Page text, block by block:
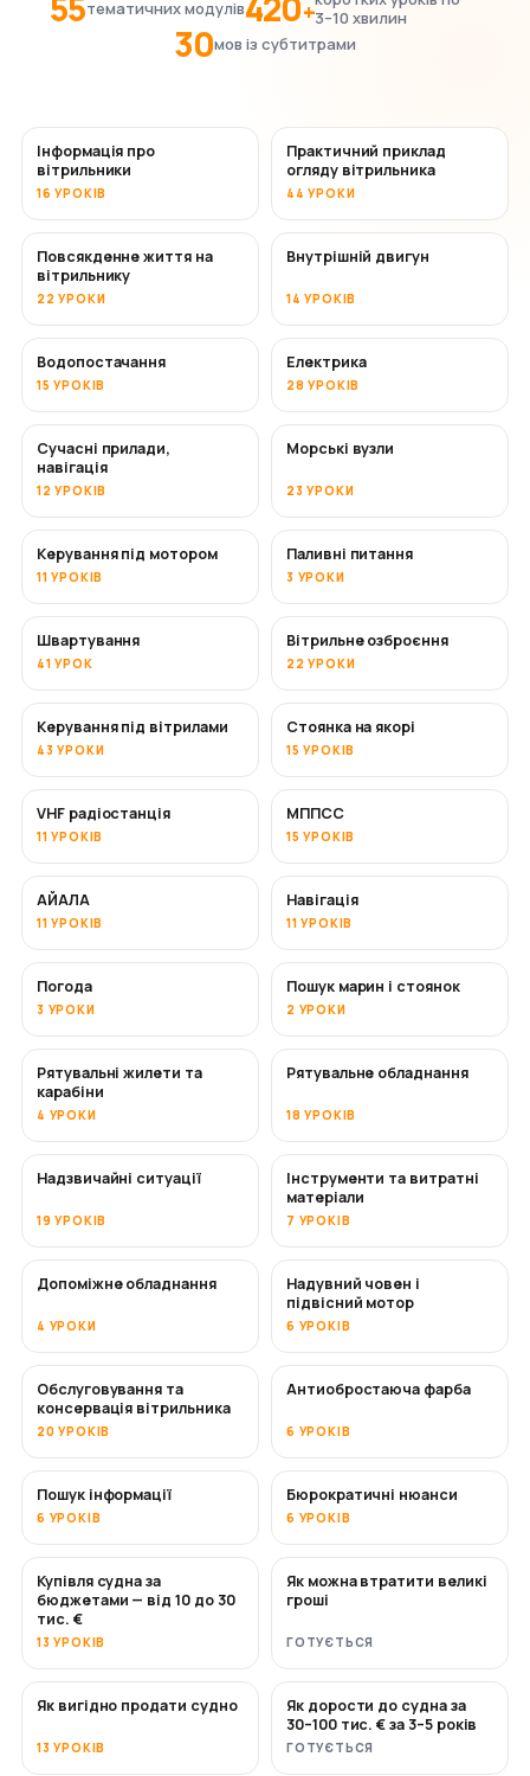
тематичних модулів +3–10 хвилин
30мов із субтитрами
Інформація про
вітрильники
16 УРОКІВ
Практичний приклад
огляду вітрильника
44 УРОКИ
Повсякденне життя на
вітрильнику
22 УРОКИ
Внутрішній двигун
14 УРОКІВ
Водопостачання
15 УРОКІВ
Електрика
28 УРОКІВ
Сучасні прилади,
навігація
12 УРОКІВ
Морські вузли
23 УРОКИ
Керування під мотором
11 УРОКІВ
Паливні питання
3 УРОКИ
Швартування
41 УРОК
Вітрильне озброєння
22 УРОКИ
Керування під вітрилами
43 УРОКИ
Стоянка на якорі
15 УРОКІВ
VHF радіостанція
11 УРОКІВ
МППСС
15 УРОКІВ
АЙАЛА
11 УРОКІВ
Навігація
11 УРОКІВ
Погода
3 УРОКИ
Пошук марин і стоянок
2 УРОКИ
Рятувальні жилети та
карабіни
4 УРОКИ
Рятувальне обладнання
18 УРОКІВ
Надзвичайні ситуації
19 УРОКІВ
Інструменти та витратні
матеріали
7 УРОКІВ
Допоміжне обладнання
4 УРОКИ
Надувний човен і
підвісний мотор
6 УРОКІВ
Обслуговування та
консервація вітрильника
20 УРОКІВ
СКОРО
Антиобростаюча фарба
6 УРОКІВ
Пошук інформації
6 УРОКІВ
Бюрократичні нюанси
6 УРОКІВ
СКОРО
Купівля судна за
бюджетами — від 10 до 30
тис. €
13 УРОКІВ
СКОРО
Як можна втратити великі
гроші
ГОТУЄТЬСЯ
НОВЕ
Як вигідно продати судно
13 УРОКІВ
НОВЕ
Як дорости до судна за
30–100 тис. € за 3–5 років
ГОТУЄТЬСЯ